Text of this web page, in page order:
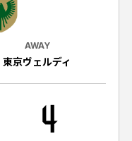
AWAY
東京ヴェルディ
4